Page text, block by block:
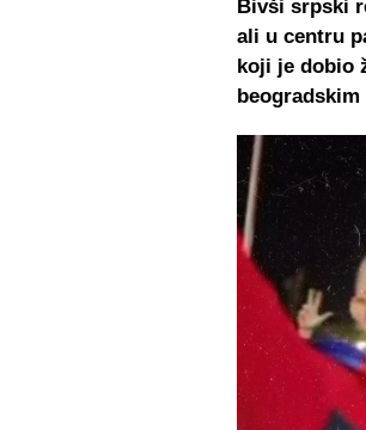
Bivši srpski
ali u centru
koji je dobio
beogradskim